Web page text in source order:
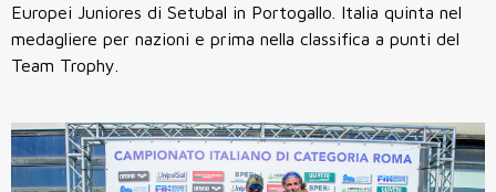
Europei Juniores di Setubal in Portogallo. Italia quinta nel
medagliere per nazioni e prima nella classifica a punti del
Team Trophy.